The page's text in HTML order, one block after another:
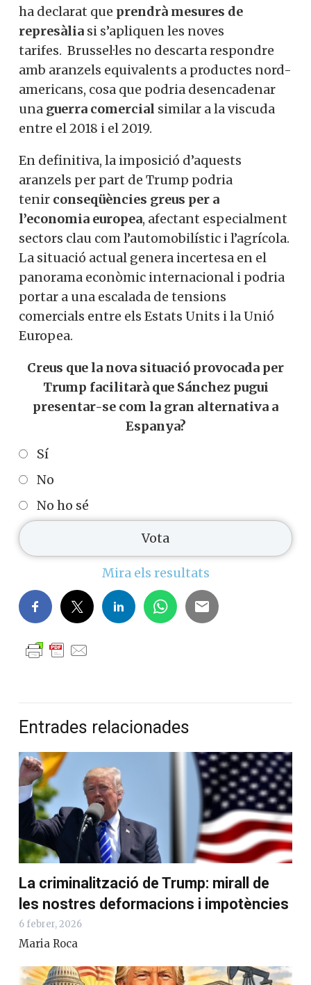
ha declarat que prendrà mesures de
represàlia si s’apliquen les noves
tarifes. Brussel·les no descarta respondre
amb aranzels equivalents a productes nord-
americans, cosa que podria desencadenar
una guerra comercial similar a la viscuda
entre el 2018 i el 2019.
En definitiva, la imposició d’aquests
aranzels per part de Trump podria
tenir conseqüències greus per a
l’economia europea, afectant especialment
sectors clau com l’automobilístic i l’agrícola.
La situació actual genera incertesa en el
panorama econòmic internacional i podria
portar a una escalada de tensions
comercials entre els Estats Units i la Unió
Europea.
Creus que la nova situació provocada per
Trump facilitarà que Sánchez pugui
presentar-se com la gran alternativa a
Espanya?
Sí
No
No ho sé
Mira els resultats
Entrades relacionades
La criminalització de Trump: mirall de
les nostres deformacions i impotències
6 febrer, 2026
Maria Roca